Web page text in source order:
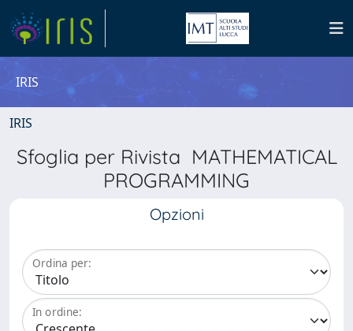
IRIS
IRIS
Sfoglia per Rivista MATHEMATICAL
PROGRAMMING
Opzioni
Ordina per:
In ordine: